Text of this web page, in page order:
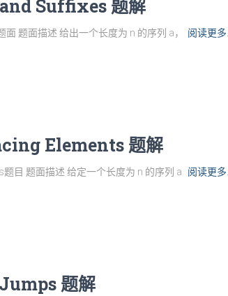
Suffixes 题解
题面描述 给出一个长度为 n 的序列 a，
阅读更多…
Elements 题解
目 题面描述 给定一个长度为 n 的序列 a
阅读更多…
题解